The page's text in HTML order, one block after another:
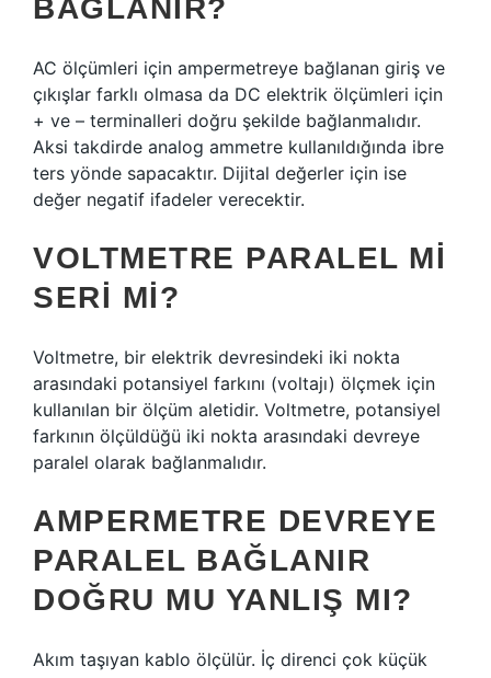
BAĞLANIR?
AC ölçümleri için ampermetreye bağlanan giriş ve
çıkışlar farklı olmasa da DC elektrik ölçümleri için
+ ve – terminalleri doğru şekilde bağlanmalıdır.
Aksi takdirde analog ammetre kullanıldığında ibre
ters yönde sapacaktır. Dijital değerler için ise
değer negatif ifadeler verecektir.
VOLTMETRE PARALEL MI
SERI MI?
Voltmetre, bir elektrik devresindeki iki nokta
arasındaki potansiyel farkını (voltajı) ölçmek için
kullanılan bir ölçüm aletidir. Voltmetre, potansiyel
farkının ölçüldüğü iki nokta arasındaki devreye
paralel olarak bağlanmalıdır.
AMPERMETRE DEVREYE
PARALEL BAĞLANIR
DOĞRU MU YANLIŞ MI?
Akım taşıyan kablo ölçülür. İç direnci çok küçük